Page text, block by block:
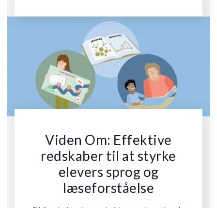
Viden Om: Effektive
redskaber til at styrke
elevers sprog og
læseforståelse